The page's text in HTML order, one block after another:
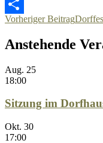
WhatsApp
Teilen
Vorheriger Beitrag
Anstehende
Aug. 25
18:00
Sitzung im
Okt. 30
17:00